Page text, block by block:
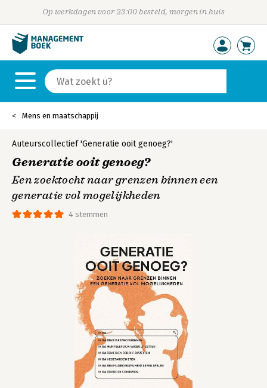
Op werkdagen voor 23:00 besteld, morgen in huis
Mens en maatschappij
4 stemmen
Auteurscollectief 'Generatie ooit genoeg?'
Generatie ooit genoeg?
Een zoektocht naar grenzen binnen een
generatie vol mogelijkheden